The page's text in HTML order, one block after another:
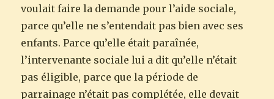
voulait faire la demande pour l’aide sociale,
parce qu’elle ne s’entendait pas bien avec ses
enfants. Parce qu’elle était paraînée,
l’intervenante sociale lui a dit qu’elle n’était
pas éligible, parce que la période de
parrainage n’était pas complétée, elle devait